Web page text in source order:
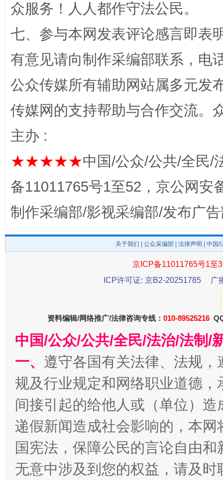
揭开“小金库”的免责幌子
受贿1.44亿！段成刚被判无期
全民健身五年计划来了！等你上场
众服务！人人都作守法公民。
七、参与本网发表评论感言即表
有意见请向制作采编部联系，电
公众传媒所有辅助网站属多元发
传媒网的支持帮助与合作交流。
主办 :
★★★★★中国/公众/公共/全民/
备11011765号1至52，京公网安
制作采编部/影视采编部/发布广
关于我们 公众采编部 法律声明 | 中国
京ICP备11011765号1至
ICP许可证: 京B2-20251785
广
资料编辑/网络推广/法律咨询专线： 010-89525216
中国/公众/公共/全民/法治/法制/
一、 遵守各国有关法律、法规
规及行业规定和网络职业道德
间接引起的给他人或（单位）
递假新闻造成社会影响的，本
国宪法，保障公民的言论自由
无意中涉及到您的权益，请及